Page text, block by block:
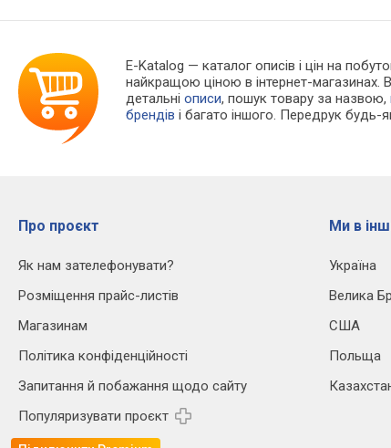
E-Katalog — каталог описів і цін на
найкращою ціною в інтернет-
детальніописи, пошук товару за назвою,
брендів і багато іншого. Передрук будь-
Про проєкт
Як нам зателефонувати?
Розміщення прайс-листів
Магазинам
Політика конфіденційності
Запитання й побажання щодо сайту
Популяризувати проєкт
Ми в
Україна
Велика
США
Польща